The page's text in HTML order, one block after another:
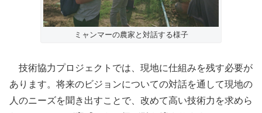
ミャンマーの農家と対話する様子
技術協力プロジェクトでは、現地に仕組みを残す必要が
あります。将来のビジョンについての対話を通して現地の
人のニーズを聞き出すことで、改めて高い技術力を求めら